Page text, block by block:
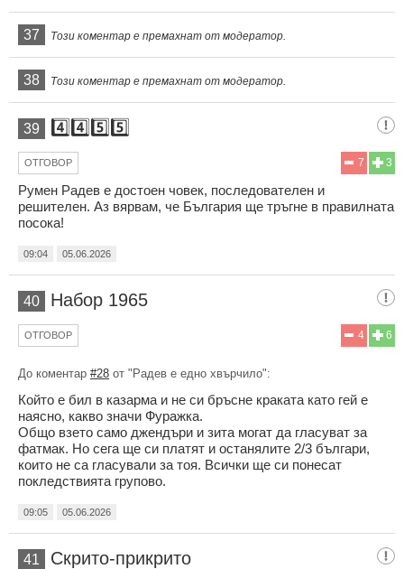
37 Този коментар е премахнат от модератор.
38 Този коментар е премахнат от модератор.
39 4️⃣4️⃣5️⃣5️⃣
3
7
ОТГОВОР
Румен Радев е достоен човек, последователен и
решителен. Аз вярвам, че България ще тръгне в правилната
посока!
09:04 05.06.2026
40 Набор 1965
6
4
ОТГОВОР
До коментар #28 от "Радев е едно хвърчило":
Който е бил в казарма и не си бръсне краката като гей е
наясно, какво значи Фуражка.
Общо взето само джендъри и зита могат да гласуват за
фатмак. Но сега ще си платят и останялите 2/3 българи,
които не са гласували за тоя. Всички ще си понесат
покледствията групово.
09:05 05.06.2026
41 Скрито-прикрито